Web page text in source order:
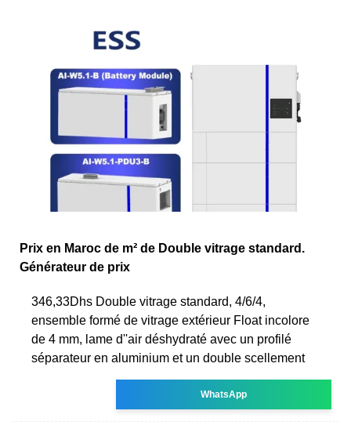
Prix en Maroc de m² de Double vitrage standard.
Générateur de prix
346,33Dhs Double vitrage standard, 4/6/4,
ensemble formé de vitrage extérieur Float incolore
de 4 mm, lame d''air déshydraté avec un profilé
séparateur en aluminium et un double scellement
WhatsApp